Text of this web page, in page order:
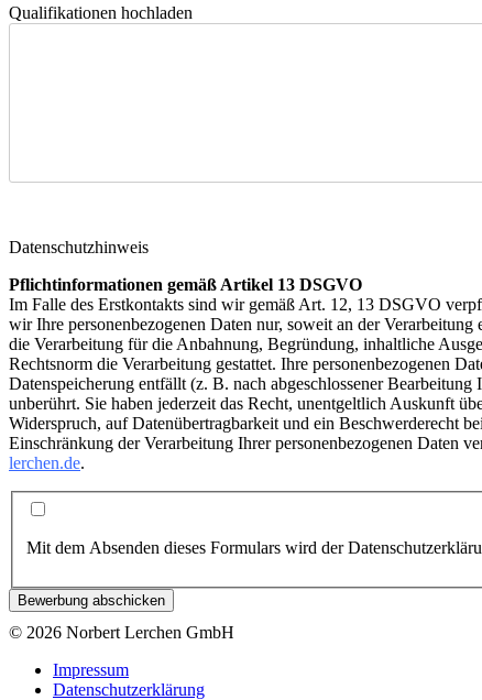
Qualifikationen hochladen
Datenschutzhinweis
Pflichtinformationen gemäß Artikel 13 DSGVO
Im Falle des Erstkontakts sind wir gemäß Art. 12, 13 DSGVO
wir Ihre personenbezogenen Daten nur, soweit an der
die Verarbeitung für die Anbahnung, Begründung, inhaltliche
Rechtsnorm die Verarbeitung gestattet. Ihre personenbezogenen
Datenspeicherung entfällt (z. B. nach abgeschlossener
unberührt. Sie haben jederzeit das Recht, unentgeltlich Auskunft
Widerspruch, auf Datenübertragbarkeit und ein Beschwerderecht
Einschränkung der Verarbeitung Ihrer personenbezogenen Daten
lerchen.de.
Mit dem Absenden dieses Formulars wird der
Bewerbung abschicken
© 2026 Norbert Lerchen GmbH
Impressum
Datenschutzerklärung